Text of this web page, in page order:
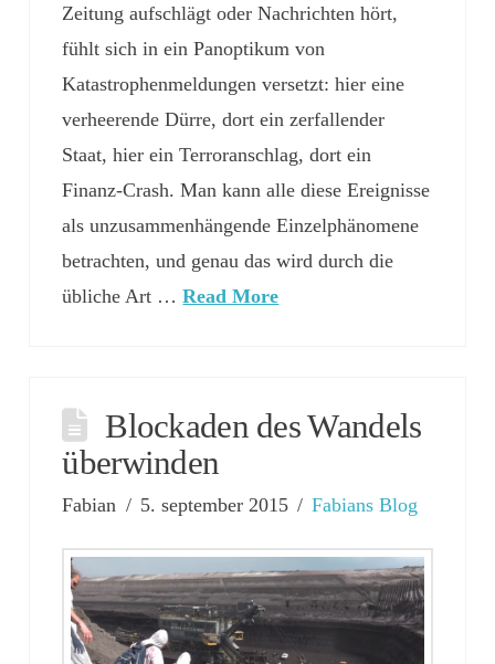
Zeitung aufschlägt oder Nachrichten hört,
fühlt sich in ein Panoptikum von
Katastrophenmeldungen versetzt: hier eine
verheerende Dürre, dort ein zerfallender
Staat, hier ein Terroranschlag, dort ein
Finanz-Crash. Man kann alle diese Ereignisse
als unzusammenhängende Einzelphänomene
betrachten, und genau das wird durch die
übliche Art …Read More
Blockaden des Wandels
überwinden
Fabian 5. september 2015 Fabians Blog